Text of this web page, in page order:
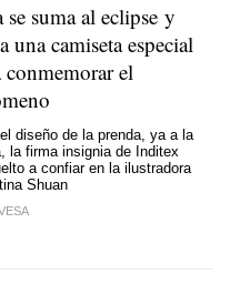
se suma al eclipse y
una camiseta especial
conmemorar el
diseño de la prenda, ya a la
la firma insignia de Inditex
a confiar en la ilustradora
Shuan